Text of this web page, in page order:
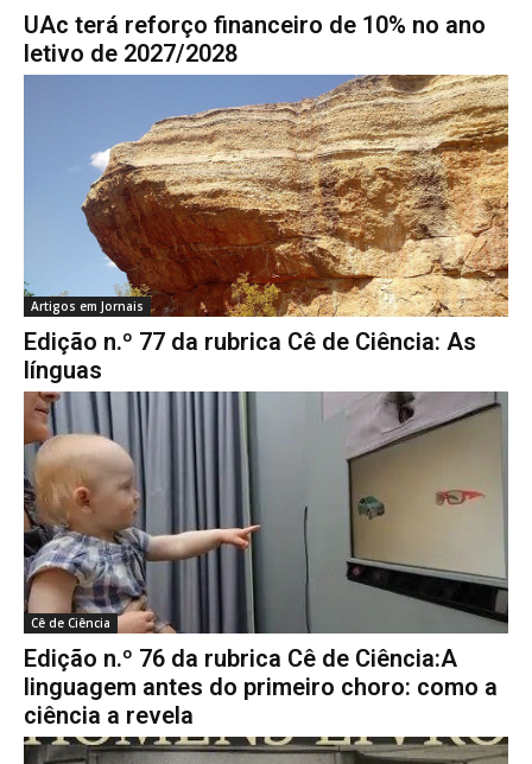
UAc terá reforço financeiro de 10% no ano
letivo de 2027/2028
Artigos em Jornais
Edição n.º 77 da rubrica Cê de Ciência: As
línguas
Cê de Ciência
Edição n.º 76 da rubrica Cê de Ciência:A
linguagem antes do primeiro choro: como a
ciência a revela